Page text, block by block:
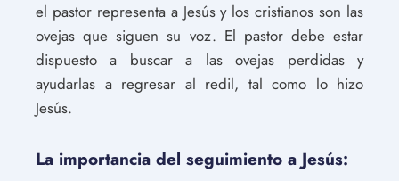
el pastor representa a Jesús y los cristianos son las
ovejas que siguen su voz. El pastor debe estar
dispuesto a buscar a las ovejas perdidas y
ayudarlas a regresar al redil, tal como lo hizo
Jesús.
La importancia del seguimiento a Jesús: